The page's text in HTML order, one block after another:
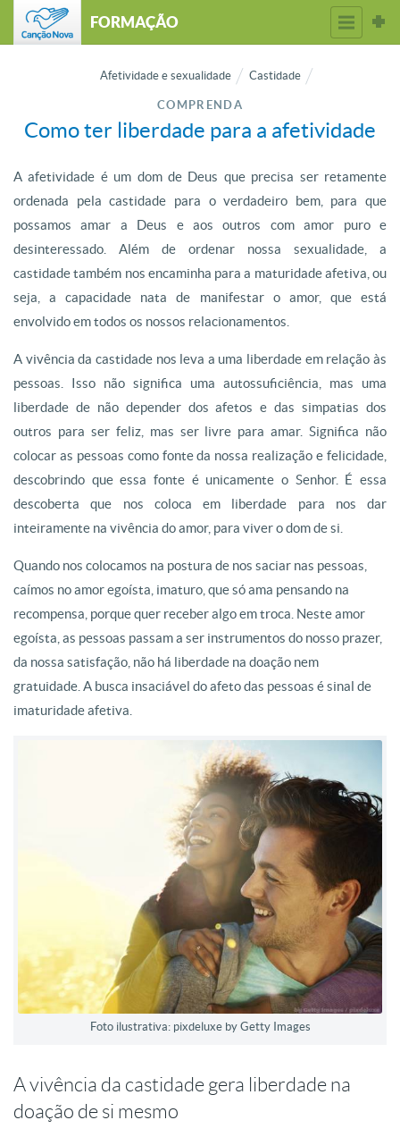
FORMAÇÃO
Afetividade e sexualidade Castidade
COMPRENDA
Como ter liberdade para a afetividade
A afetividade é um dom de Deus que precisa ser retamente
ordenada pela castidade para o verdadeiro bem, para que
possamos amar a Deus e aos outros com amor puro e
desinteressado. Além de ordenar nossa sexualidade, a
castidade também nos encaminha para a maturidade afetiva, ou
seja, a capacidade nata de manifestar o amor, que está
envolvido em todos os nossos relacionamentos.
A vivência da castidade nos leva a uma liberdade em relação às
pessoas. Isso não significa uma autossuficiência, mas uma
liberdade de não depender dos afetos e das simpatias dos
outros para ser feliz, mas ser livre para amar. Significa não
colocar as pessoas como fonte da nossa realização e felicidade,
descobrindo que essa fonte é unicamente o Senhor. É essa
descoberta que nos coloca em liberdade para nos dar
inteiramente na vivência do amor, para viver o dom de si.
Quando nos colocamos na postura de nos saciar nas pessoas,
caímos no amor egoísta, imaturo, que só ama pensando na
recompensa, porque quer receber algo em troca. Neste amor
egoísta, as pessoas passam a ser instrumentos do nosso prazer,
da nossa satisfação, não há liberdade na doação nem
gratuidade. A busca insaciável do afeto das pessoas é sinal de
imaturidade afetiva.
Foto ilustrativa: pixdeluxe by Getty Images
A vivência da castidade gera liberdade na
doação de si mesmo